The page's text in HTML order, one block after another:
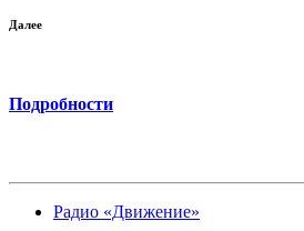
Далее
Подробности
Радио «Движение»